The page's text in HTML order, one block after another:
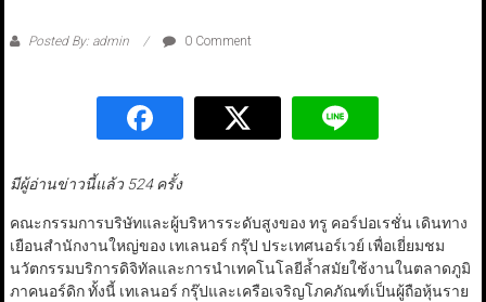
Posted By: admin 0 Comment
มีผู้อ่านข่าวนี้แล้ว 524 ครั้ง
คณะกรรมการบริษัทและผู้บริหารระดับสูงของ ทรู คอร์ปอเรชั่น เดินทาง
เยือนสำนักงานใหญ่ของ เทเลนอร์ กรุ๊ป ประเทศนอร์เวย์ เพื่อเยี่ยมชม
นวัตกรรมบริการดิจิทัลและการนำเทคโนโลยีล้ำสมัยใช้งานในตลาดภูมิ
ภาคนอร์ดิก ทั้งนี้ เทเลนอร์ กรุ๊ปและเครือเจริญโภคภัณฑ์เป็นผู้ถือหุ้นราย